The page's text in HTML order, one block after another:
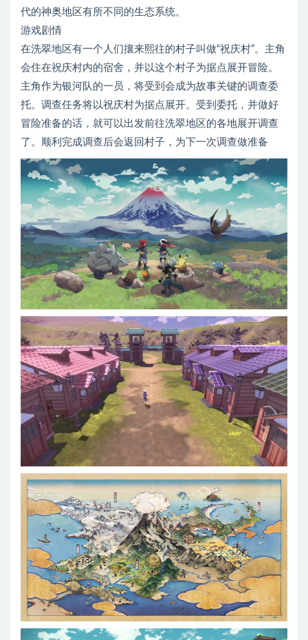
代的神奥地区有所不同的生态系统。
游戏剧情
在洗翠地区有一个人们攘来熙往的村子叫做“祝庆村”。主角
会住在祝庆村内的宿舍，并以这个村子为据点展开冒险。
主角作为银河队的一员，将受到会成为故事关键的调查委
托。调查任务将以祝庆村为据点展开。受到委托，并做好
冒险准备的话，就可以出发前往洗翠地区的各地展开调查
了。顺利完成调查后会返回村子，为下一次调查做准备